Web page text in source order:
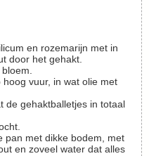
door het gehakt.
bloem.
en zoveel water dat alles